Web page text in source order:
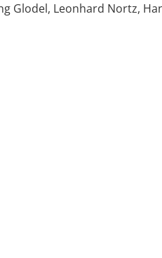
Glodel, Leonhard Nortz,